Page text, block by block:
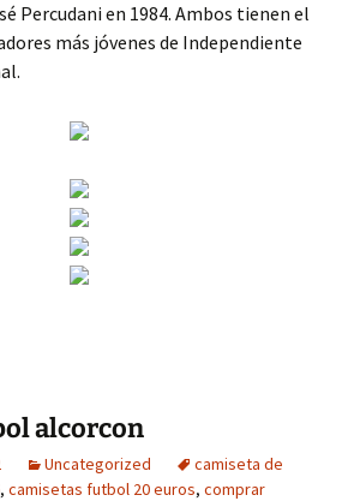
Percudani en 1984. Ambos tienen el
más jóvenes de Independiente
alcorcon
Uncategorized
camiseta de
, camisetas futbol 20 euros, comprar